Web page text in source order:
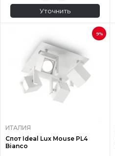
Уточнить
9%
ИТАЛИЯ
Спот Ideal Lux Mouse PL4
Bianco